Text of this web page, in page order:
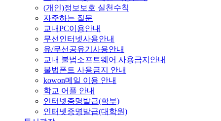
(개인)정보보호 실천수칙
자주하는 질문
교내PC이용안내
무선인터넷사용안내
유/무선공유기사용안내
교내 불법소프트웨어 사용금지안내
불법폰트 사용금지 안내
kowon메일 이용 안내
학교 어플 안내
인터넷증명발급(학부)
인터넷증명발급(대학원)